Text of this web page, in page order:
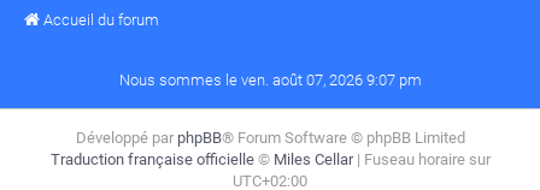
Accueil du forum
Nous sommes le ven. août 07, 2026 9:07 pm
Développé par phpBB® Forum Software © phpBB Limited
Traduction française officielle© Miles Cellar | Fuseau horaire sur
UTC+02:00